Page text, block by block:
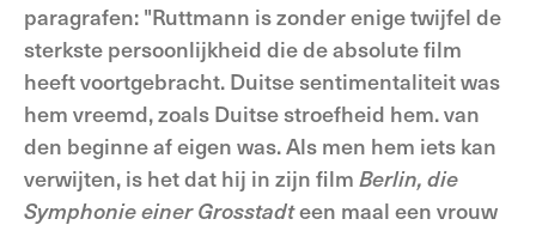
paragrafen: "Ruttmann is zonder enige twijfel de
sterkste persoonlijkheid die de absolute film
heeft voortgebracht. Duitse sentimentaliteit was
hem vreemd, zoals Duitse stroefheid hem. van
den beginne af eigen was. Als men hem iets kan
verwijten, is het dat hij in zijn film Berlin, die
Symphonie einer Grosstadteen maal een vrouw